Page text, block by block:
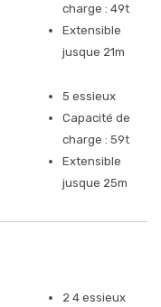
charge : 49t
Extensible
jusque 21m
5 essieux
Capacité de
charge : 59t
Extensible
jusque 25m
2 4 essieux